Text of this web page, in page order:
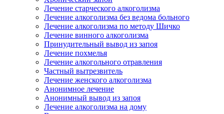
Лечение старческого алкоголизма
Лечение алкоголизма без ведома больного
Лечение алкоголизма по методу Шичко
Лечение винного алкоголизма
Принудительный вывод из запоя
Лечение похмелья
Лечение алкогольного отравления
Частный вытрезвитель
Лечение женского алкоголизма
Анонимное лечение
Анонимный вывод из запоя
Лечение алкоголизма на дому